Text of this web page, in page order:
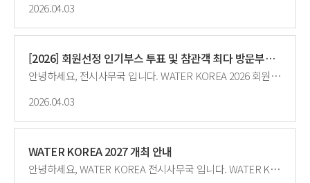
2026.04.03
[2026] 회원선정 인기부스 투표 및 참관객 최다 방문부스 결과
안녕하세요, 전시사무국 입니다. WATER KOREA 2026 회원선정 인기부스 투표 및 참관객 최다 방문부스 결과 안내드립니다.전시 참가기업 및 참관객의 성원에 감사드립니다. 1등 기업은 폐막식에서 시상하였으며, 2~5등 기업은 개별 안내드릴 예정입니다. □ 회원선정 인기부스 투표 ◦ (대상) 공무원 참관객, ’26년도 전시 참가기업 전체(기관 홍보관 제외) ◦ (선정) 공무원 참관객이 전시회 참관 후 공무원 투표소에 방문, 가장 인상 깊었던 부스 1개사 투표하여 인기기업 선정 □ 참관객 최다 방문부스 ◦ (대상) ’26년도 전시 참가기업 중 고객관리시스템 신청 기업◦ (선정) 전시기간 동안 참가기업 부스에 설치된 고객관리시스템 방문기록 집계(중복 방문객 집계 제외)하여 최다 방문 기업 선정감사합니다.
2026.04.03
WATER KOREA 2027 개최 안내
안녕하세요, WATER KOREA 전시사무국 입니다. WATER KOREA 2027은 2027. 3. 17.(수) ~ 3. 19.(금) KINTEX 제2전시장(7, 8A홀)에서 개최됩니다.참가기업 모집은 7월부터 진행될 예정이오니 추후 공지를 확인해 주시기 바랍니다.- 우선모집: 2026년도 참가기업을 대상으로 선모집합니다. (7월 예정)- 일반모집: 물 기관 및 기업 모두 신청 가능하시며 우선 모집 종료 후 진행됩니다.(8~9월 예정)감사합니다.